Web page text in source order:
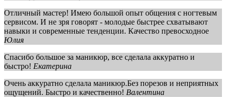
Отличный мастер! Имею большой опыт общения с ногтевым
сервисом. И не зря говорят - молодые быстрее схватывают
навыки и современные тенденции. Качество превосходное
Юлия
Спасибо большое за маникюр, все сделала аккуратно и
быстро! Екатерина
Очень аккуратно сделала маникюр.Без порезов и неприятных
ощущений. Быстро и качественно! Валентина